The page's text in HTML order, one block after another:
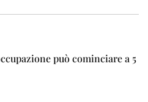
può cominciare a 5